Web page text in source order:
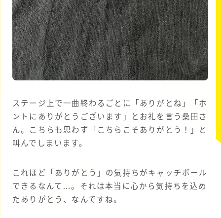
ステージ上で一曲終わるごとに「ありがとね」「ホ
ントにありがとうございます」とお礼を言う桑田さ
ん。こちらも思わず「こちらこそありがとう！」と
叫んでしまいます。
これほど「ありがとう」の気持ちがキャッチボール
できるなんて…。それは本当に心から気持ちを込め
たありがとう、なんですね。